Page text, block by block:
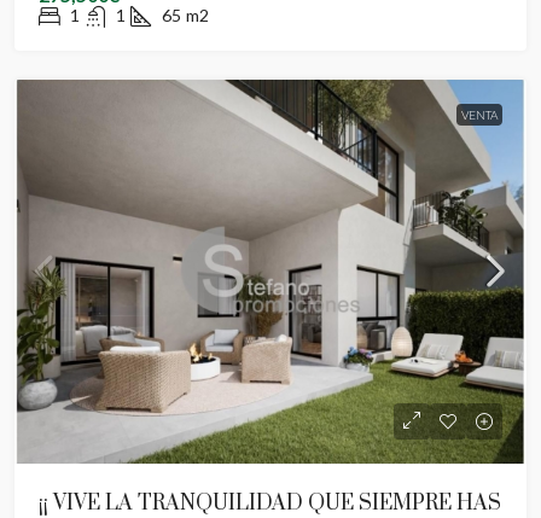
1 1 65 m2
VENTA
¡¡ VIVE LA TRANQUILIDAD QUE SIEMPRE HAS